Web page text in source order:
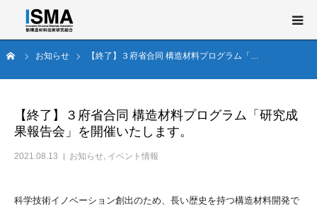
お知らせ 【終了】３府省合同 構造材料プログラム「…
【終了】３府省合同 構造材料プログラム「研究成
果報告会」を開催いたします。
2021.08.13 お知らせ, イベント情報
科学技術イノベーション創出のため、長い歴史を持つ構造材料開発で
新構造材料技術研究組合（ISMA）とは
研究開発